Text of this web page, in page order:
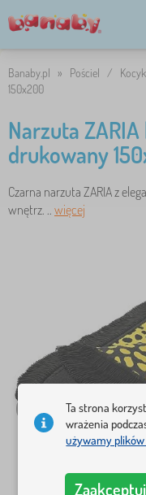
Banaby.pl » Pościel /
150x200
Narzuta
drukowany
Czarna narzuta ZARIA z
wnętrz. .. więcej
Ta strona
wrażenia
używamy plików